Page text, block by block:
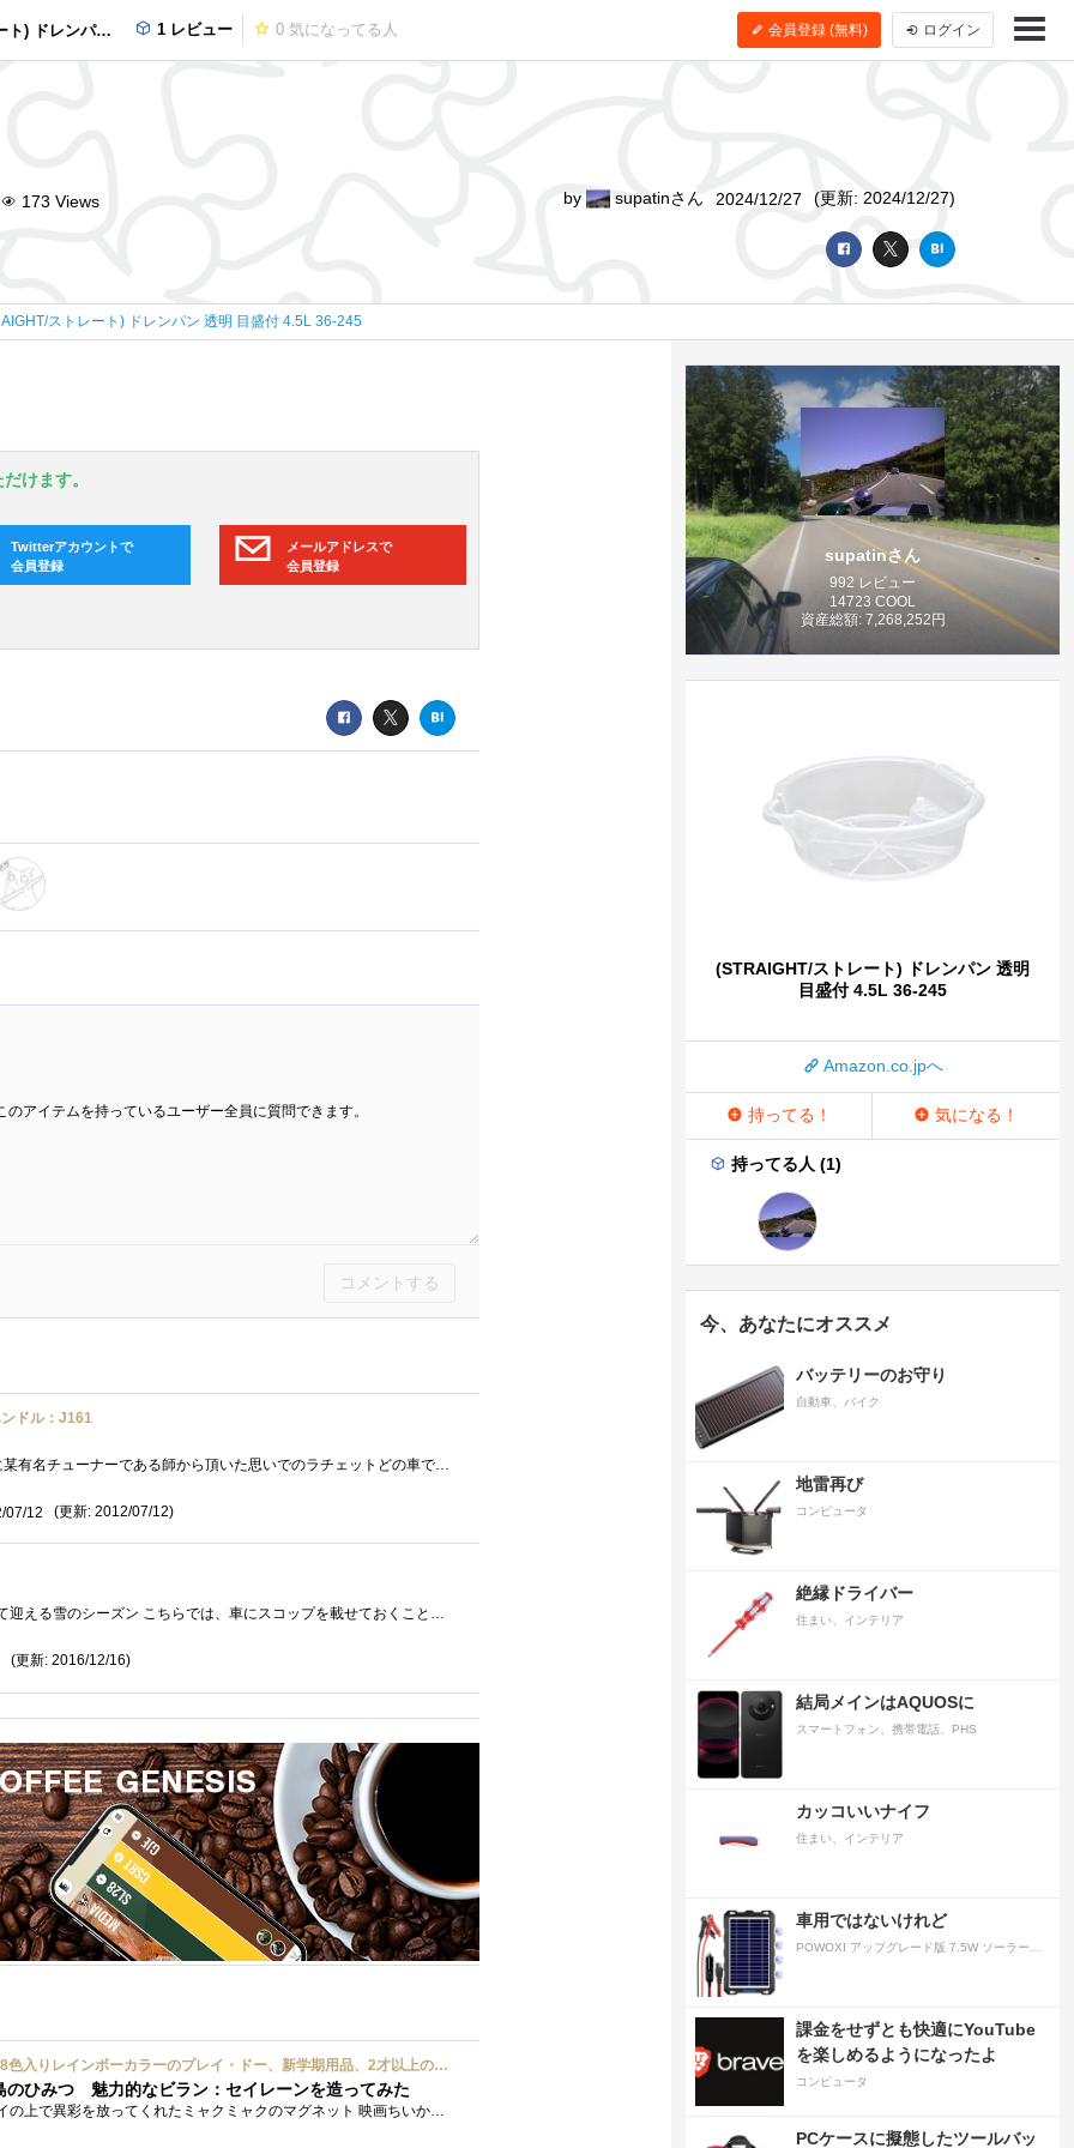
明 目盛付 4.5L 36-245 1 レビュー 0 気になってる人 会員登録 (無料) ログイン
173 Views by supatinさん 2024/12/27 (更新: 2024/12/27)
ストレート) ドレンパン 透明 目盛付 4.5L 36-245
けます。
Twitterアカウントで
会員登録
メールアドレスで
会員登録
のアイテムを持っているユーザー全員に質問できます。
コメントする
ドル：J161
FC3Sを乗り回していた時に某有名チューナーである師から頂いた思いでのラチェットどの車でも同じですがけっこうアクロバティックに手を侵入さ�...
07/12 (更新: 2012/07/12)
娘が車に乗りだして、初めて迎える雪のシーズン こちらでは、車にスコップを載せておくことは常識です。駐車場から出る際に、車の前に積もっ...
(更新: 2016/12/16)
ハズブロ(HASBRO) 約56g 8色入りレインボーカラーのプレイ・ドー、新学期用品、2才以上のプリスクールの子供向け、子供向けのアート&クラフト 粘土 ねんど、こどもの日、子供の日プレゼント
のひみつ 魅力的なビラン：セイレーンを造ってみた
もう１年以上、釣り銭トレイの上で異彩を放ってくれたミャクミャクのマグネット 映画ちいかわ人魚の島のひみつを鑑賞後、素敵なビランのセイ...
supatinさん
992 レビュー
14723 COOL
資産総額: 7,268,252円
(STRAIGHT/ストレート) ドレンパン 透明
目盛付 4.5L 36-245
Amazon.co.jpへ
持ってる！ 気になる！
持ってる人 (1)
今、あなたにオススメ
バッテリーのお守り
自動車、バイク
地雷再び
コンピュータ
絶縁ドライバー
住まい、インテリア
結局メインはAQUOSに
スマートフォン、携帯電話、PHS
カッコいいナイフ
住まい、インテリア
車用ではないけれど
課金をせずとも快適にYouTube
を楽しめるようになったよ
コンピュータ
PCケースに擬態したツールバッ